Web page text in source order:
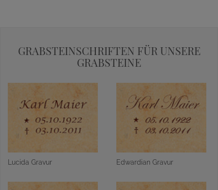
GRABSTEINSCHRIFTEN FÜR UNSERE
GRABSTEINE
Lucida Gravur Edwardian Gravur